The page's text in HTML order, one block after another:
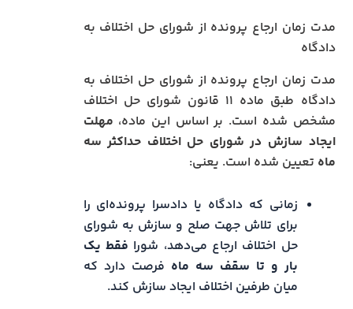
مدت زمان ارجاع پرونده از شورای حل اختلاف به
دادگاه
مدت زمان ارجاع پرونده از شورای حل اختلاف به
دادگاه طبق ماده ۱۱ قانون شورای حل اختلاف
مشخص شده است. بر اساس این ماده، مهلت
ایجاد سازش در شورای حل اختلاف حداکثر سه
ماه تعیین شده است. یعنی:
زمانی که دادگاه یا دادسرا پرونده‌ای را
برای تلاش جهت صلح و سازش به شورای
حل اختلاف ارجاع می‌دهد، شورا فقط یک
بار و تا سقف سه ماه فرصت دارد که
میان طرفین اختلاف ایجاد سازش کند.